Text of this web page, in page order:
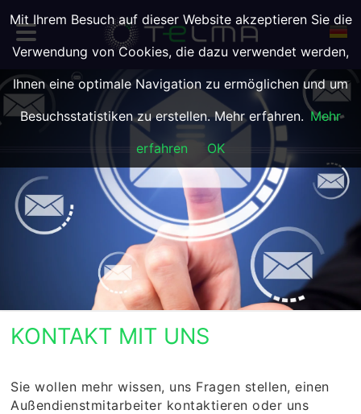
KONTAKT MIT UNS
Sie wollen mehr wissen, uns Fragen stellen, einen
Außendienstmitarbeiter kontaktieren oder uns
Mit Ihrem Besuch auf dieser Website akzeptieren Sie die
Verwendung von Cookies, die dazu verwendet werden,
Ihnen eine optimale Navigation zu ermöglichen und um
Besuchsstatistiken zu erstellen. Mehr erfahren. Mehr
erfahren
OK